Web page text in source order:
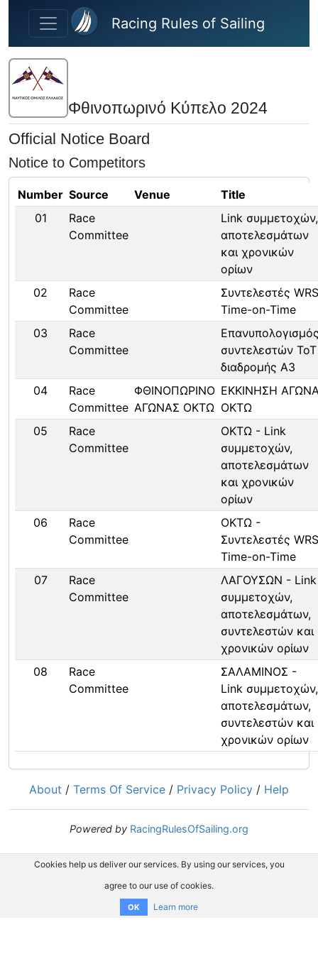
Skip to main content
Racing Rules of Sailing
Φθινοπωρινό Κύπελο 2024
Official Notice Board
Notice to Competitors
Number Source Venue
Title
01
Race
Committee
Link συμμετοχών,
αποτελεσμάτων
και χρονικών
ορίων
02
Race
Committee
Συντελεστές WRS
Time-on-Time
03
Race
Committee
συντελεστών ToT
διαδρομής Α3
04
Race
Committee
ΦΘΙΝΟΠΩΡΙΝΟ
ΑΓΩΝΑΣ ΟΚΤΩ
ΕΚΚΙΝΗΣΗ
ΟΚΤΩ
05
Race
Committee
ΟΚΤΩ - Link
συμμετοχών,
αποτελεσμάτων
και χρονικών
ορίων
06
Race
Committee
ΟΚΤΩ -
Συντελεστές WRS
Time-on-Time
07
Race
Committee
ΛΑΓΟΥΣΩΝ - Link
συμμετοχών,
αποτελεσμάτων,
συντελεστών και
χρονικών ορίων
08
Race
Committee
ΣΑΛΑΜΙΝΟΣ -
Link συμμετοχών,
αποτελεσμάτων,
συντελεστών και
χρονικών ορίων
About / Terms Of Service / Privacy Policy / Help
Powered by RacingRulesOfSailing.org
Cookies help us deliver our services. By using our services, you
agree to our use of cookies.
OK Learn more